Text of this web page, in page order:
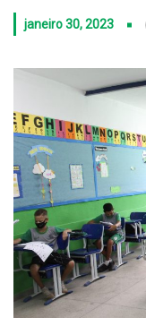
janeiro 30, 2023